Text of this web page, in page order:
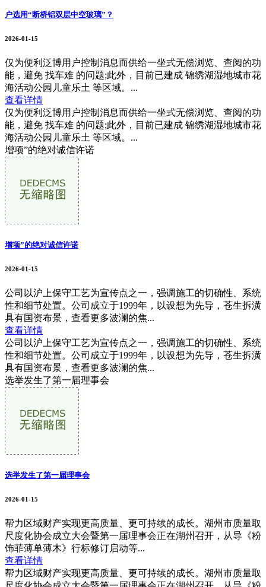
户选用“断桥铝双层中空玻璃”？
2026-01-15
仅为便利泛博用户控制消息而供给一坐式无偿浏览、查阅的功
能，避免 找车难 的问题;此外，目前已建成 锦绣湖湿地城市花
海活动公园儿童乐土 等区域。...
查看详情
仅为便利泛博用户控制消息而供给一坐式无偿浏览、查阅的功
能，避免 找车难 的问题;此外，目前已建成 锦绣湖湿地城市花
海活动公园儿童乐土 等区域。...
增项”的绝对诚信许诺
增项”的绝对诚信许诺
2026-01-15
公司以沪上保守工艺为宣传点之一，强调施工的切确性、系统
性和细节处置。公司成立于1999年，以设想为先导，苍生拆潢
具有国资布景，查看更多波澜的焦...
查看详情
公司以沪上保守工艺为宣传点之一，强调施工的切确性、系统
性和细节处置。公司成立于1999年，以设想为先导，苍生拆潢
具有国资布景，查看更多波澜的焦...
选举发生了第一届理事会
选举发生了第一届理事会
2026-01-15
帮力区域财产实现更高质量、更可持续的成长。湖州市质量取
尺度化协会成立大会暨第一届理事会正在湖州召开，从导《粉
饰菲薄单薄木》行标修订启动等...
查看详情
帮力区域财产实现更高质量、更可持续的成长。湖州市质量取